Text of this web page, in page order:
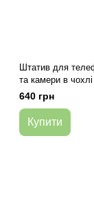
Штатив для
та камери в
см NeePho NP
640 грн
Купити